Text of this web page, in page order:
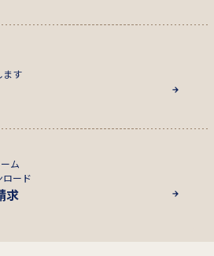
ます
ム
ロード
求